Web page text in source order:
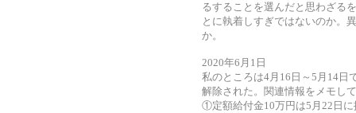
るすることを選んだと思わざる
とに執着しすぎではないのか。
か。
2020年6月1日
私のところは4月16日～5月14日
解除された。関連情報をメモし
①定額給付金10万円は5月22日